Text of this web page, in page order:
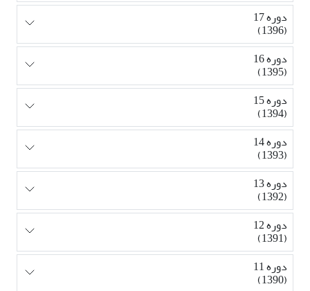
دوره 17
(1396)
دوره 16
(1395)
دوره 15
(1394)
دوره 14
(1393)
دوره 13
(1392)
دوره 12
(1391)
دوره 11
(1390)